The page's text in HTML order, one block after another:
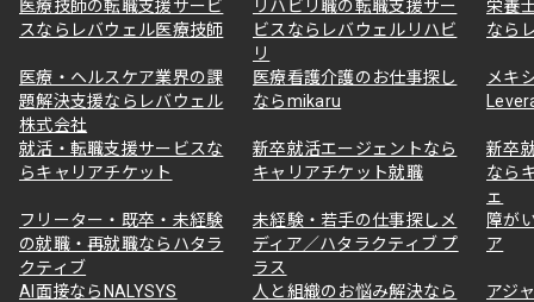
医療技師の転職支援サービ
スならレバウェル医療技師
リハビリ職の転職支援サー
ビスならレバウェルリハビ
リ
栄養
なら
医療・ヘルスケア業界の課
題解決支援ならレバウェル
株式会社
医療看護介護のお仕事探し
ならmikaru
メキ
就活・転職支援サービスな
らキャリアチケット
新卒就活エージェントなら
キャリアチケット就職
新卒
なら
ェ
フリーター・既卒・未経験
の就職・再就職ならハタラ
クティブ
未経験・若手の仕事探しメ
ディア／ハタラクティブ プ
ラス
障が
ア
AI面接ならNALYSYS
人と組織のお悩み解決なら
アジ